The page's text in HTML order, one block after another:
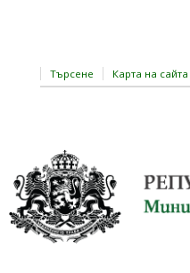
Търсене Карта на сайта